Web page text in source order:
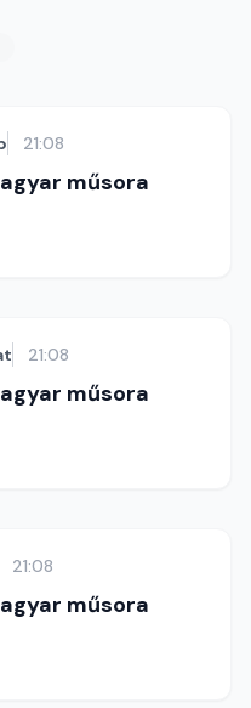
21:08
műsora
21:08
műsora
21:08
műsora